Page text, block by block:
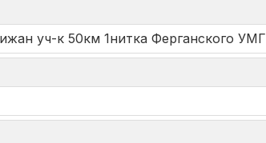
уч-к 50км 1нитка Ферганского УМГ